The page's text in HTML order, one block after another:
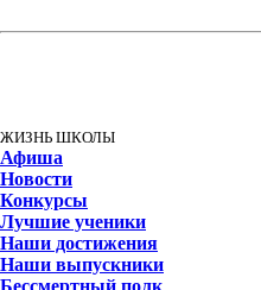
ЖИЗНЬ ШКОЛЫ
Афиша
Новости
Конкурсы
Лучшие ученики
Наши достижения
Наши выпускники
Бессмертный полк